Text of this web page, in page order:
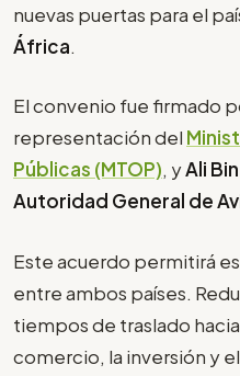
nuevas puertas para el
África.
El convenio fue firmado
representación del
Públicas (MTOP), yAli
Autoridad General de
Este acuerdo permitirá
entre ambos países.
tiempos de traslado
comercio, la inversión y